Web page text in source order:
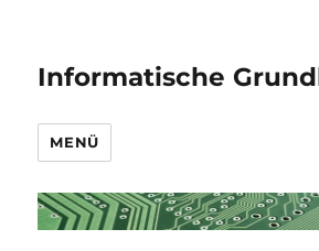
Informatische
MENÜ